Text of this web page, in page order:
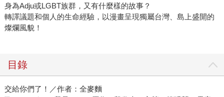
身為Adju或LGBT族群，又有什麼樣的故事？
轉譯議題和個人的生命經驗，以漫畫呈現獨屬台灣、島上盛開的
燦爛風貌！
目錄
交給你們了！／作者：全麥麵